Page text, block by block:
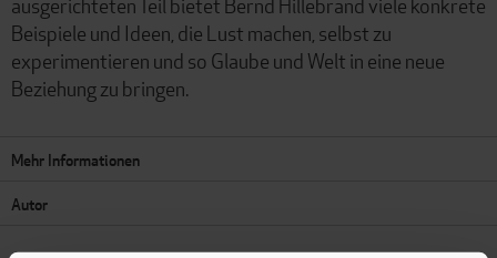
Beispiele und Ideen, die Lust machen, selbst zu
experimentieren und so Glaube und Welt in eine neue
Beziehung zu bringen.
Mehr Informationen
Autor